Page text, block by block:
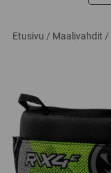
Etusivu / Maalivahdit /